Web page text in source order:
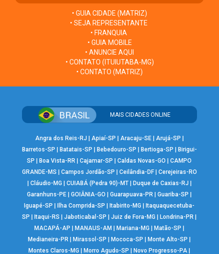
• GUIA CIDADE (MATRIZ)
• SEJA REPRESENTANTE
• FRANQUIA
• GUIA MOBILE
• ANUNCIE AQUI
• CONTATO (ITUIUTABA-MG)
• CONTATO (MATRIZ)
MAIS CIDADES ONLINE
Angra dos Reis-RJ Apiaí-SP Aracaju-SE| Arujá-SP
Barretos-SP
Batatais-SP Bebedouro-SP Bertioga-SP
Birigui-
SP
Boa Vista-RR |Cajamar-SP |Caldas Novas-GO |CAMPO
GRANDE-MS
Campos Jordão-SP Ceilândia-DF| Cerejeiras-RO
Cláudio-MG CUIABÁ (Pedra 90)-MT| Duque de Caxias-RJ
Garanhuns-PE |GOIÂNIA-GO |Guarapuava-PR |Guariba-SP
Iguapé-SP
Ilha Comprida-SP Itabirito-MG
Itaquaquecetuba-
SP
Itaqui-RS |Jaboticabal-SP |Juiz de Fora-MG Londrina-PR
MACAPÁ-AP
MANAUS-AM Mariana-MG Matão-SP
Medianeira-PR
Mirassol-SP Mococa-SP Monte Alto-SP
Montes Claros-MG
Morro Agudo-SP Novo Progresso-PA